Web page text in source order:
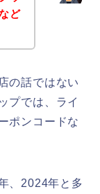
ど
の話ではない
プでは、ライ
ポンコードな
、2024年と多